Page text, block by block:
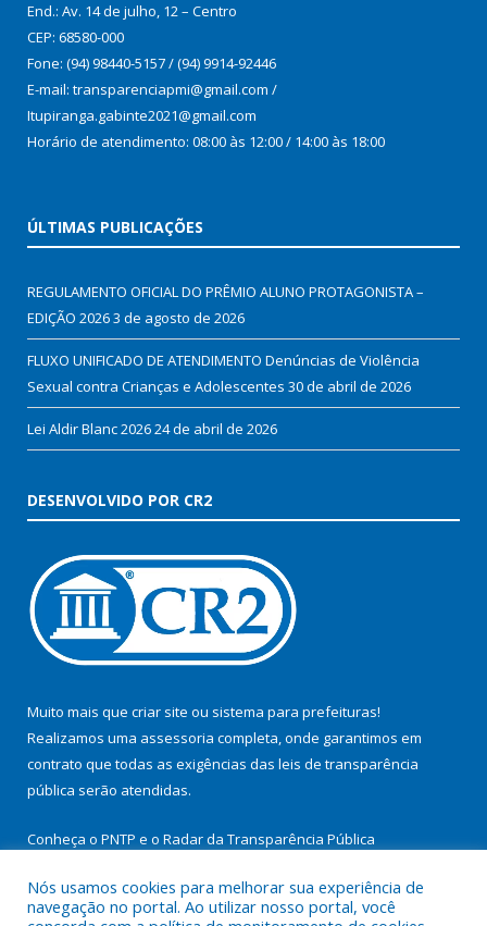
End.: Av. 14 de julho, 12 – Centro
CEP: 68580-000
Fone: (94) 98440-5157 / (94) 9914-92446
E-mail: transparenciapmi@gmail.com /
Itupiranga.gabinte2021@gmail.com
Horário de atendimento: 08:00 às 12:00 / 14:00 às 18:00
ÚLTIMAS PUBLICAÇÕES
REGULAMENTO OFICIAL DO PRÊMIO ALUNO PROTAGONISTA –
EDIÇÃO 20263 de agosto de 2026
FLUXO UNIFICADO DE ATENDIMENTO Denúncias de Violência
Sexual contra Crianças e Adolescentes 30 de abril de 2026
Lei Aldir Blanc 202624 de abril de 2026
DESENVOLVIDO POR CR2
Muito mais que criar site ou sistema para prefeituras!
Realizamos uma assessoria completa, onde garantimos em
contrato que todas as exigências das leis de transparência
pública serão atendidas.
Conheça o PNTP e o Radar da Transparência Pública
Nós usamos cookies para melhorar sua experiência de
navegação no portal. Ao utilizar nosso portal, você